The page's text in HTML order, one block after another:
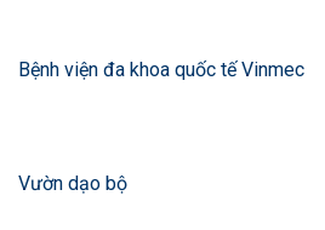
Bệnh viện đa khoa quốc tế Vinmec
Vườn dạo bộ